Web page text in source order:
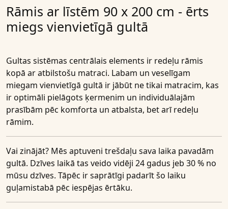
Rāmis ar līstēm 90 x 200 cm - ērts
miegs vienvietīgā gultā
Gultas sistēmas centrālais elements ir redeļu rāmis
kopā ar atbilstošu matraci. Labam un veselīgam
miegam vienvietīgā gultā ir jābūt ne tikai matracim, kas
ir optimāli pielāgots ķermenim un individuālajām
prasībām pēc komforta un atbalsta, bet arī redeļu
rāmim.
Vai zinājāt? Mēs aptuveni trešdaļu sava laika pavadām
gultā. Dzīves laikā tas veido vidēji 24 gadus jeb 30 % no
mūsu dzīves. Tāpēc ir saprātīgi padarīt šo laiku
guļamistabā pēc iespējas ērtāku.